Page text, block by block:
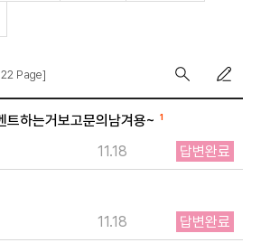
Page]
트하는거보고문의남겨용~ 1
11.18 답변완료
11.18 답변완료